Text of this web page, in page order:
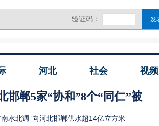
河北 社会 视频
邯郸5家“协和”8个“同仁”被
南水北调”向河北邯郸供水超14亿立方米